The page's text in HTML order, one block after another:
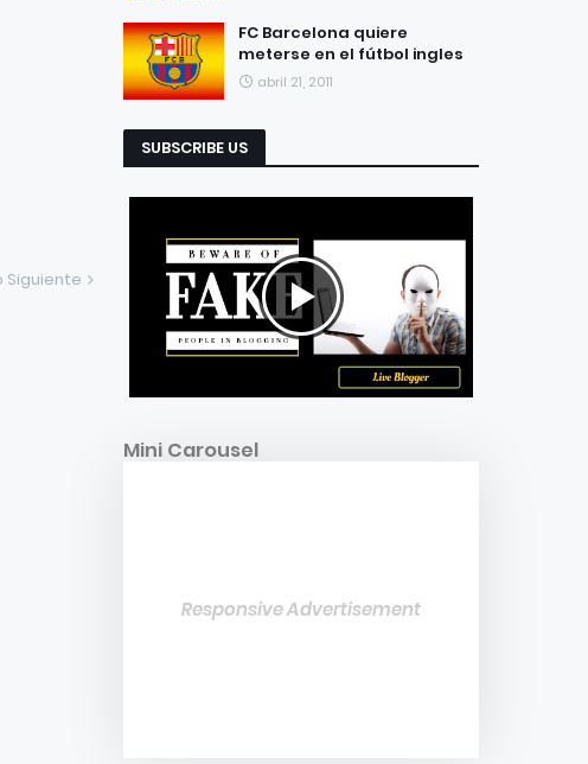
Siguiente
FC Barcelona quiere
meterse en el fútbol ingles
abril 21, 2011
SUBSCRIBE US
Mini Carousel
Responsive Advertisement